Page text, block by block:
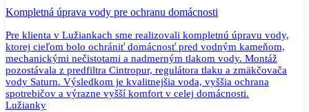
Kompletná úprava vody pre ochranu domácnosti
Pre klienta v Lužiankach sme realizovali kompletnú úpravu vody,
ktorej cieľom bolo ochrániť domácnosť pred vodným kameňom,
mechanickými nečistotami a nadmerným tlakom vody. Montáž
pozostávala z predfiltra Cintropur, regulátora tlaku a zmäkčovača
vody Saturn. Výsledkom je kvalitnejšia voda, vyššia ochrana
spotrebičov a výrazne vyšší komfort v celej domácnosti.
Lužianky